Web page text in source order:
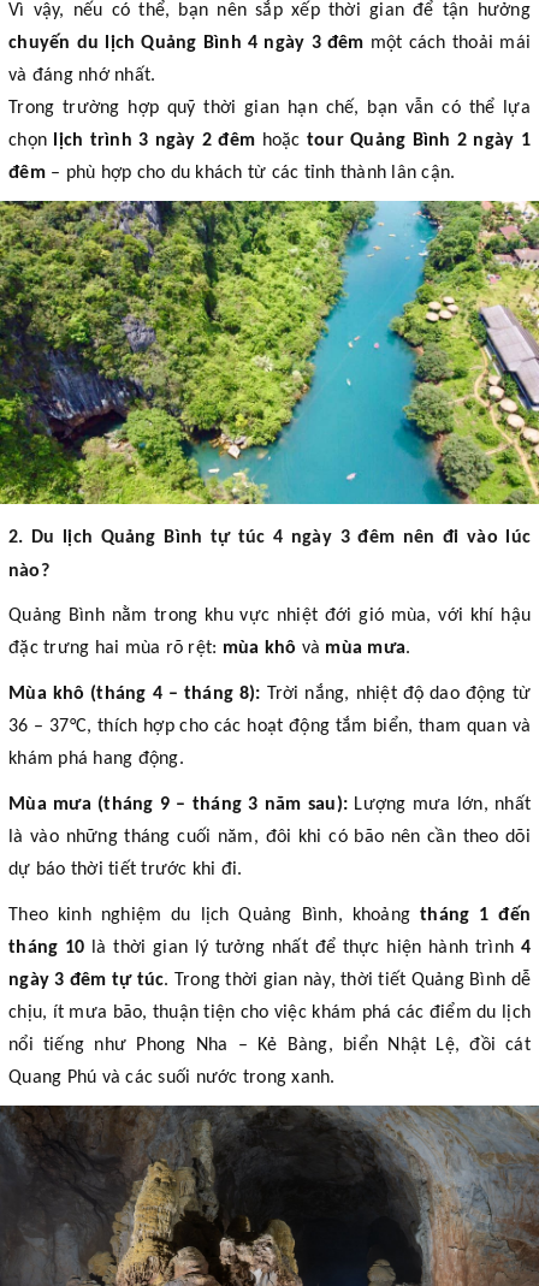
Vì vậy, nếu có thể, bạn nên sắp xếp thời gian để tận hưởng
chuyến du lịch Quảng Bình 4 ngày 3 đêm một cách thoải mái
và đáng nhớ nhất.
Trong trường hợp quỹ thời gian hạn chế, bạn vẫn có thể lựa
chọn
lịch trình 3 ngày 2 đêm hoặc tour Quảng Bình 2 ngày 1
đêm– phù hợp cho du khách từ các tỉnh thành lân cận.
2. Du lịch Quảng Bình tự túc 4 ngày 3 đêm nên đi vào lúc
nào?
Quảng Bình nằm trong khu vực nhiệt đới gió mùa, với khí hậu
đặc trưng hai mùa rõ rệt: mùa khô và mùa mưa.
Mùa khô (tháng 4 – tháng 8): Trời nắng, nhiệt độ dao động từ
36 – 37°C, thích hợp cho các hoạt động tắm biển, tham quan và
khám phá hang động.
Mùa mưa (tháng 9 – tháng 3 năm sau): Lượng mưa lớn, nhất
là vào những tháng cuối năm, đôi khi có bão nên cần theo dõi
dự báo thời tiết trước khi đi.
Theo kinh nghiệm du lịch Quảng Bình, khoảng tháng 1 đến
tháng 10 là thời gian lý tưởng nhất để thực hiện hành trình 4
ngày 3 đêm tự túc. Trong thời gian này, thời tiết Quảng Bình dễ
chịu, ít mưa bão, thuận tiện cho việc khám phá các điểm du lịch
nổi tiếng như Phong Nha – Kẻ Bàng, biển Nhật Lệ, đồi cát
Quang Phú và các suối nước trong xanh.